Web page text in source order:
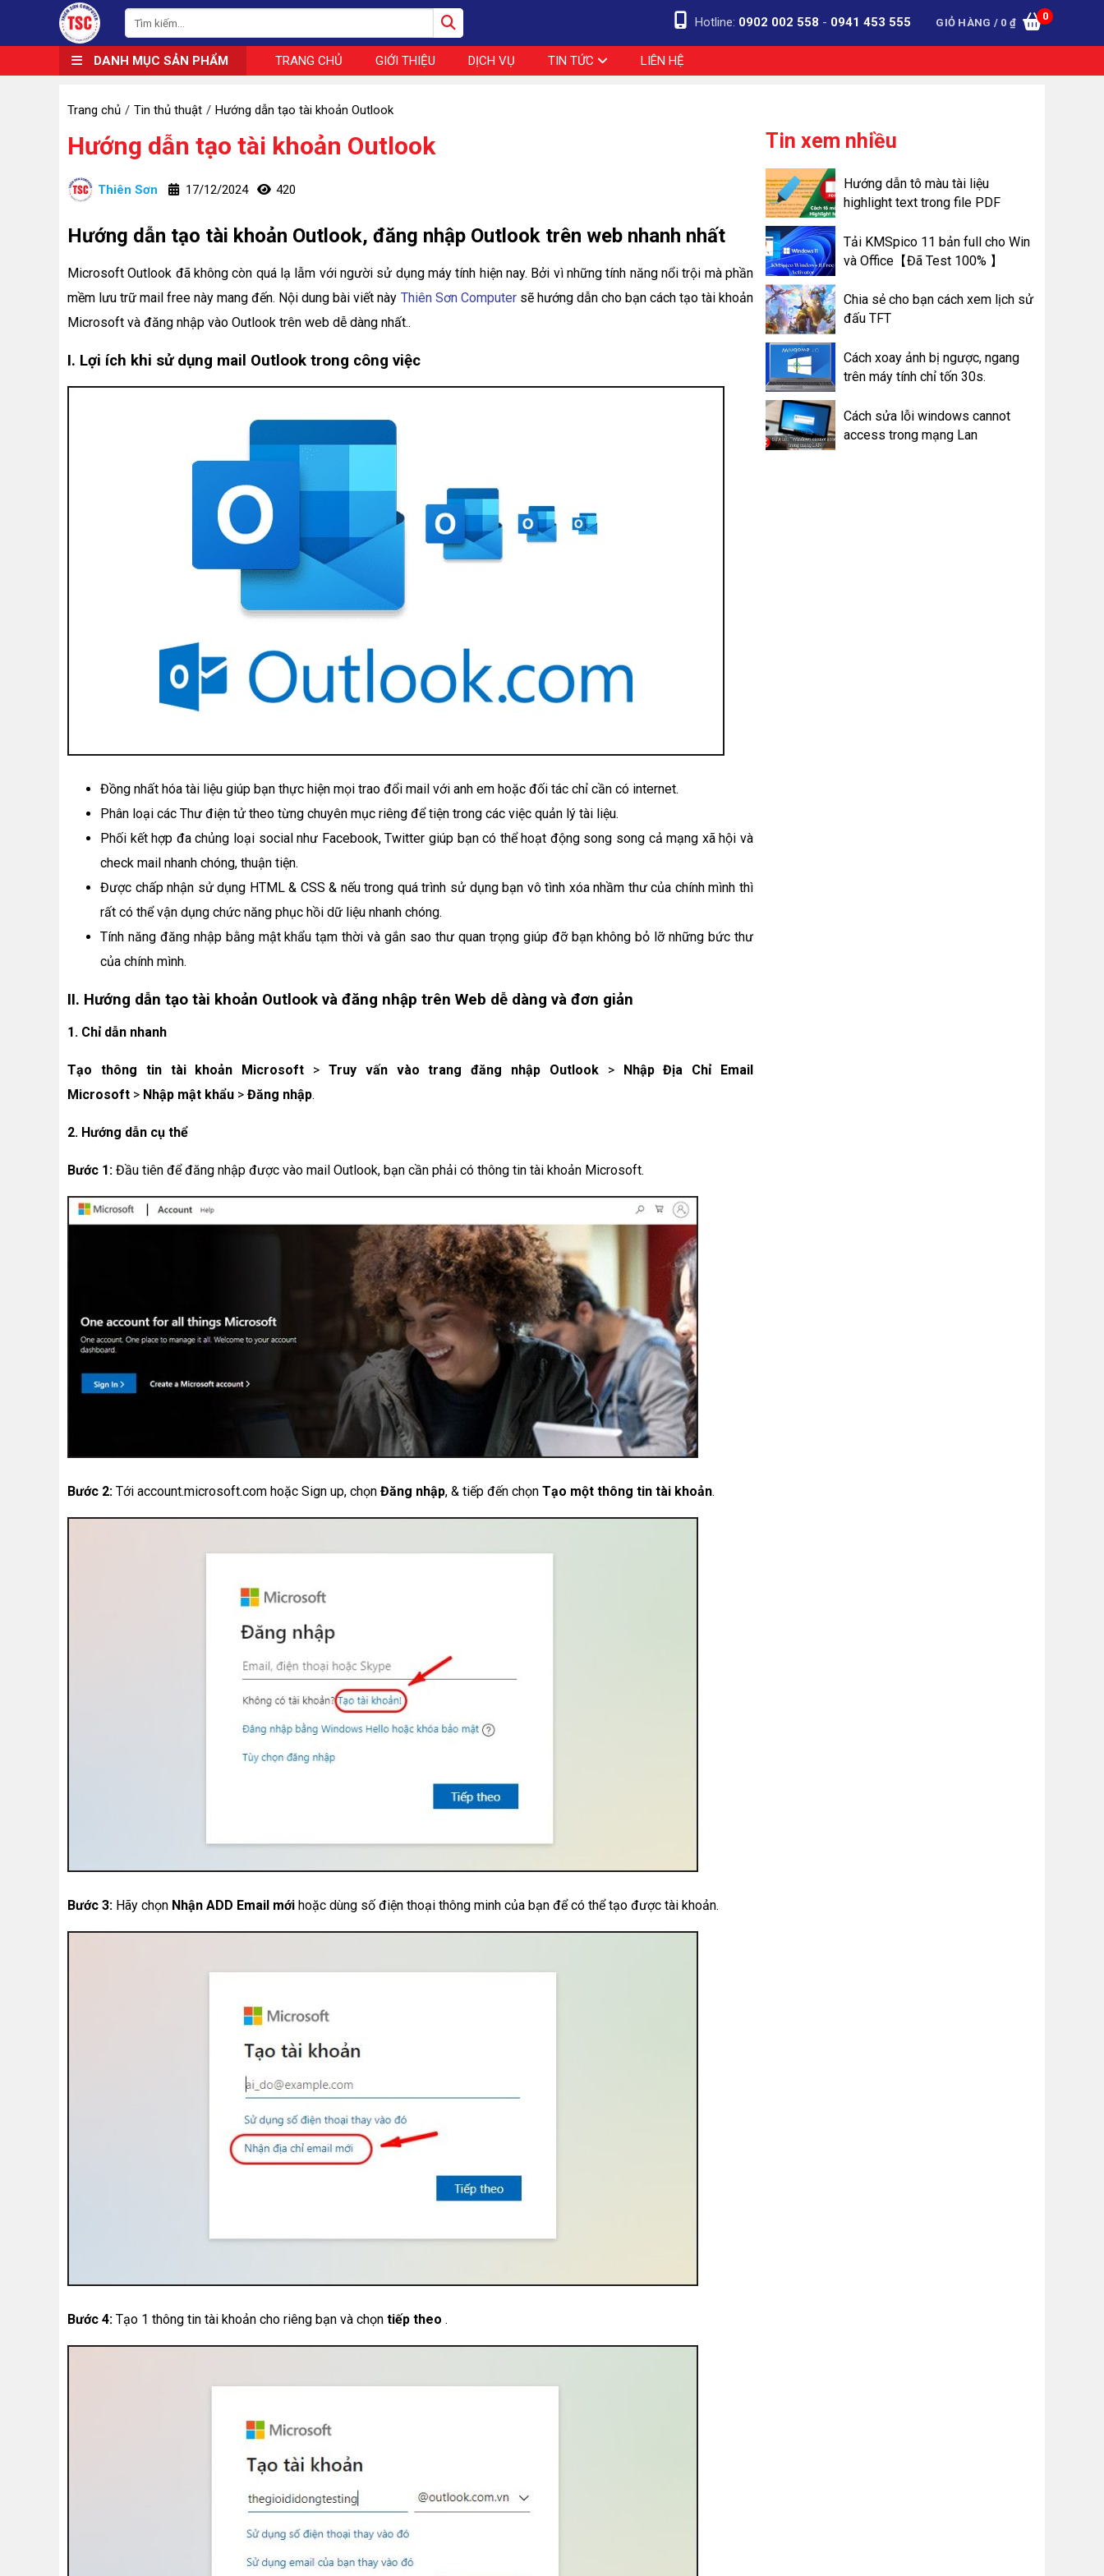
GIỎ HÀNG / 0 ₫
0
Hotline: 0902 002 558 - 0941 453 555
DANH MỤC SẢN PHẨM TRANG CHỦ GIỚI THIỆU DỊCH VỤ TIN TỨC LIÊN HỆ
Trang chủ Tin thủ thuật Hướng dẫn tạo tài khoản Outlook
Hướng dẫn tạo tài khoản Outlook
Thiên Sơn 17/12/2024 420
Hướng dẫn tạo tài khoản Outlook, đăng nhập Outlook trên web nhanh nhất
Microsoft Outlook đã không còn quá lạ lẫm với người sử dụng máy tính hiện nay. Bởi vì những tính năng nổi trội mà phần
mềm lưu trữ mail free này mang đến. Nội dung bài viết này Thiên Sơn Computersẽ hướng dẫn cho bạn cách tạo tài khoản
Microsoft và đăng nhập vào Outlook trên web dễ dàng nhất..
I. Lợi ích khi sử dụng mail Outlook trong công việc
Đồng nhất hóa tài liệu giúp bạn thực hiện mọi trao đổi mail với anh em hoặc đối tác chỉ cần có internet.
Phân loại các Thư điện tử theo từng chuyên mục riêng để tiện trong các việc quản lý tài liệu.
Phối kết hợp đa chủng loại social như Facebook, Twitter giúp bạn có thể hoạt động song song cả mạng xã hội và
check mail nhanh chóng, thuận tiện.
Được chấp nhận sử dụng HTML & CSS & nếu trong quá trình sử dụng bạn vô tình xóa nhầm thư của chính mình thì
rất có thể vận dụng chức năng phục hồi dữ liệu nhanh chóng.
Tính năng đăng nhập bằng mật khẩu tạm thời và gắn sao thư quan trọng giúp đỡ bạn không bỏ lỡ những bức thư
của chính mình.
II. Hướng dẫn tạo tài khoản Outlook và đăng nhập trên Web dễ dàng và đơn giản
1. Chỉ dẫn nhanh
Tạo thông tin tài khoản Microsoft > Truy vấn vào trang đăng nhập Outlook >Nhập Địa Chỉ Email
Microsoft > Nhập mật khẩu > Đăng nhập.
2. Hướng dẫn cụ thể
Bước 1: Đầu tiên để đăng nhập được vào mail Outlook, bạn cần phải có thông tin tài khoản Microsoft.
Bước 2: Tới account.microsoft.com hoặc Sign up, chọn Đăng nhập, & tiếp đến chọn Tạo một thông tin tài khoản.
Bước 3: Hãy chọn Nhận ADD Email mới hoặc dùng số điện thoại thông minh của bạn để có thể tạo được tài khoản.
Bước 4: Tạo 1 thông tin tài khoản cho riêng bạn và chọn tiếp theo .
Tin xem nhiều
Hướng dẫn tô màu tài liệu
highlight text trong file PDF
Tải KMSpico 11 bản full cho Win
và Office【Đã Test 100% 】
Chia sẻ cho bạn cách xem lịch sử
đấu TFT
Cách xoay ảnh bị ngược, ngang
trên máy tính chỉ tốn 30s.
Cách sửa lỗi windows cannot
access trong mạng Lan